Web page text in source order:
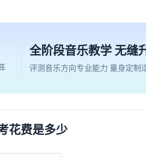
全阶段音乐教学 无缝
评测音乐方向专业能力 量身定制
花费是多少